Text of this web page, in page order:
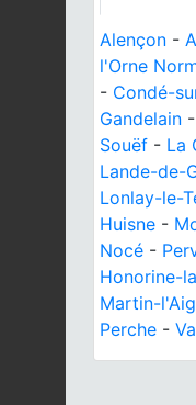
Alençon -
l'Orne
- Condé-
Gandelain -
Souëf - La
Lande-de-
Lonlay-le-
Huisne -
Nocé -
Honorine-
Martin-
Perche -